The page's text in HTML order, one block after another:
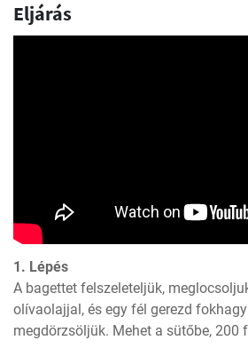
Eljárás
1. Lépés
A bagettet felszeleteljük,
olívaolajjal, és egy fél gerezd
megdörzsöljük. Mehet a sütőbe, 200